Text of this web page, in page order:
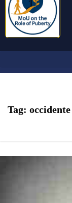
Tag: occidente